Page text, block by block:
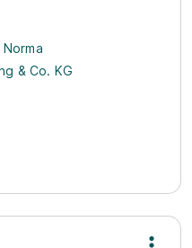
Norma
& Co. KG